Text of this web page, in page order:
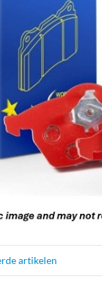
artikelen